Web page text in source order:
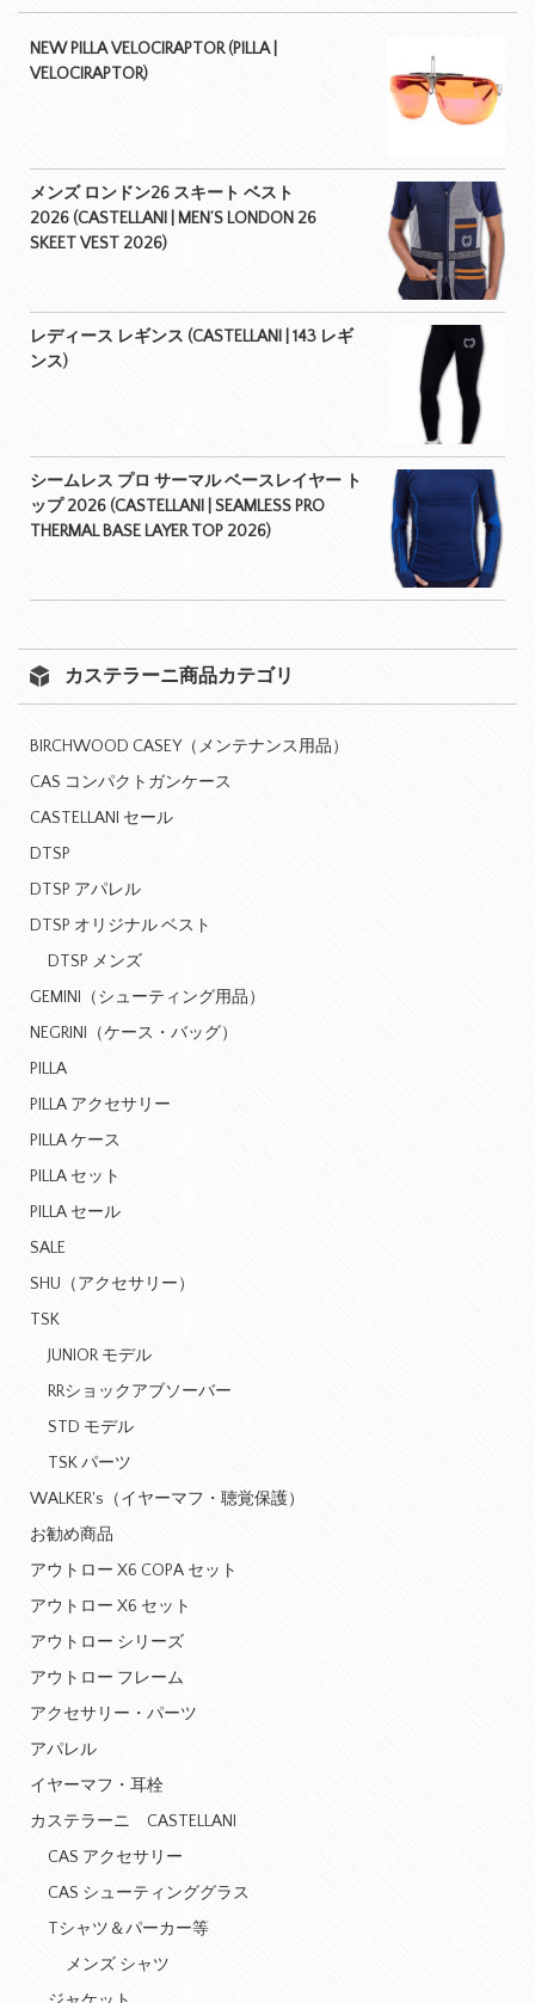
NEW PILLA VELOCIRAPTOR (PILLA |
VELOCIRAPTOR)
メンズ ロンドン26 スキート ベスト
2026 (CASTELLANI | MEN’S LONDON 26
SKEET VEST 2026)
レディース レギンス (CASTELLANI | 143 レギ
ンス)
シームレス プロ サーマル ベースレイヤー ト
ップ 2026 (CASTELLANI | SEAMLESS PRO
THERMAL BASE LAYER TOP 2026)
カステラーニ商品カテゴリ
BIRCHWOOD CASEY（メンテナンス用品）
CAS コンパクトガンケース
CASTELLANI セール
DTSP
DTSP アパレル
DTSP オリジナル ベスト
DTSP メンズ
GEMINI（シューティング用品）
NEGRINI（ケース・バッグ）
PILLA
PILLA アクセサリー
PILLA ケース
PILLA セット
PILLA セール
SALE
SHU（アクセサリー）
TSK
JUNIOR モデル
RRショックアブソーバー
STD モデル
TSK パーツ
WALKER's（イヤーマフ・聴覚保護）
お勧め商品
アウトロー X6 COPA セット
アウトロー X6 セット
アウトロー シリーズ
アウトロー フレーム
アクセサリー・パーツ
アパレル
イヤーマフ・耳栓
カステラーニ CASTELLANI
CAS アクセサリー
CAS シューティンググラス
Tシャツ＆パーカー等
メンズ シャツ